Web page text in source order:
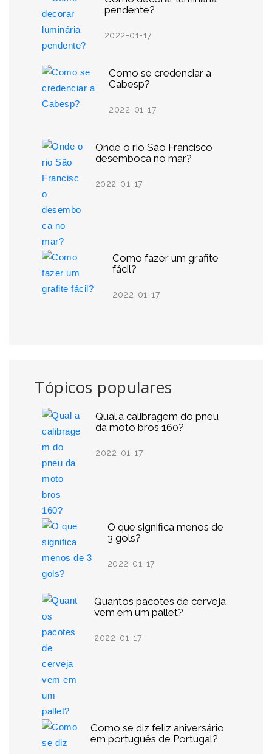
pendente?
2022-01-17
Como se credenciar a
Cabesp?
2022-01-17
Onde o rio São Francisco
desemboca no mar?
2022-01-17
Como fazer um grafite
fácil?
2022-01-17
Tópicos populares
Qual a calibragem do pneu
da moto bros 160?
2022-01-17
O que significa menos de
3 gols?
2022-01-17
Quantos pacotes de cerveja
vem em um pallet?
2022-01-17
Como se diz feliz aniversário
em português de Portugal?